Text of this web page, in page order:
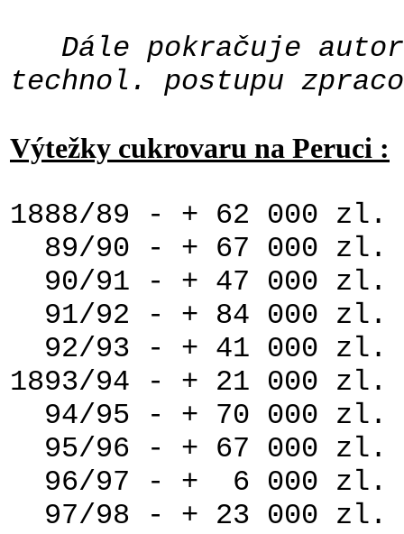
Dále pokračuje
technol. postupu
Výtežky cukrovaru na Peruci :
1888/89 - + 62 000 zl.
89/90 - + 67 000 zl.
90/91 - + 47 000 zl.
91/92 - + 84 000 zl.
92/93 - + 41 000 zl.
1893/94 - + 21 000 zl.
94/95 - + 70 000 zl.
95/96 - + 67 000 zl.
96/97 - + 6 000 zl.
97/98 - + 23 000 zl.